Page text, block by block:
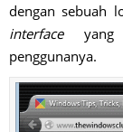
dengan sebuah
interfaceyang
penggunanya.